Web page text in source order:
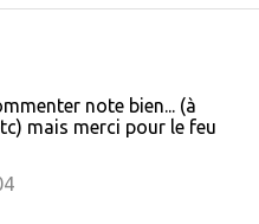
note bien... (à
mais merci pour le feu